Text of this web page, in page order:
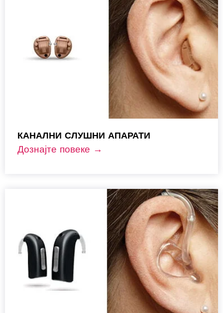
КАНАЛНИ СЛУШНИ АПАРАТИ
Дознајте повеке →